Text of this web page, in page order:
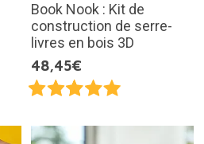
Book Nook : Kit de
construction de serre-
livres en bois 3D
48,45€